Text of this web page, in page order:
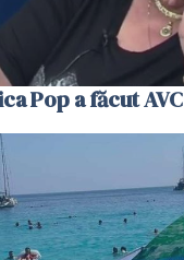
Pop a făcut AVC